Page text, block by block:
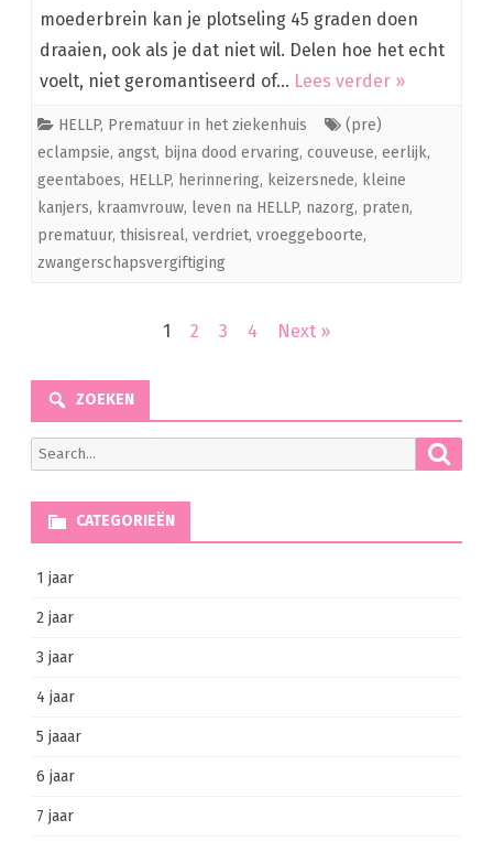
moederbrein kan je plotseling 45 graden doen
draaien, ook als je dat niet wil. Delen hoe het echt
voelt, niet geromantiseerd of… Lees verder »
HELLP, Prematuur in het ziekenhuis
(pre)
eclampsie, angst, bijna dood ervaring, couveuse, eerlijk,
geentaboes, HELLP, herinnering, keizersnede, kleine
kanjers, kraamvrouw, leven na HELLP, nazorg, praten,
prematuur, thisisreal, verdriet, vroeggeboorte,
zwangerschapsvergiftiging
1 2 3 4 Next »
ZOEKEN
Search
for:
CATEGORIEËN
1 jaar
2 jaar
3 jaar
4 jaar
5 jaaar
6 jaar
7 jaar